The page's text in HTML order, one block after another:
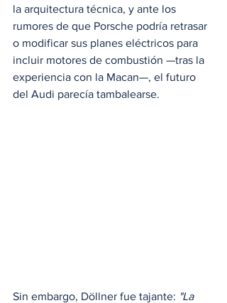
la arquitectura técnica, y ante los
rumores de que Porsche podría retrasar
o modificar sus planes eléctricos para
incluir motores de combustión —tras la
experiencia con la Macan—, el futuro
del Audi parecía tambalearse.
Sin embargo, Döllner fue tajante: "La